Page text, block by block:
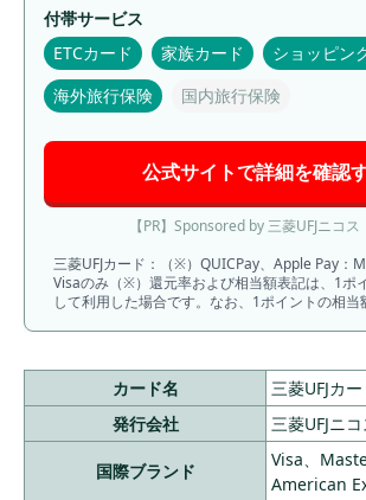
ライフカード
最大15,000
円
永年無料
付帯サービス
ETCカード
家族カード
ショッピン
海外旅行保険
国内旅行保険
公式サイトで詳細を確認
【PR】Sponsored by 三菱UFJニコス
三菱UFJカード：（※）QUICPay、Apple Pay：
Visaのみ（※）還元率および相当額表記は、1ポ
して利用した場合です。なお、1ポイントの相
額表記は、1ポイント=5円相当として利用した
ポイントの相当額は利用方法により異なります
ク への交換の場合、1ポイントは4円となります
会特典には条件・ご留意事項がございます。 還
表記は、1ポイント=5円相当として利用した場合
イントの相当額は利用方法により異なります（
への交換の場合、1ポイントは4円と なります）
カード名
三菱UFJカー
発行会社
三菱UFJニ
国際ブランド
Visa、
American